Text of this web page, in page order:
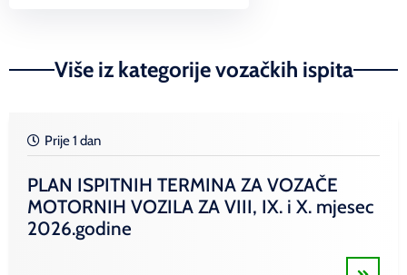
Više iz kategorije vozačkih ispita
Prije 1 dan
PLAN ISPITNIH TERMINA ZA VOZAČE
MOTORNIH VOZILA ZA VIII, IX. i X. mjesec
2026.godine